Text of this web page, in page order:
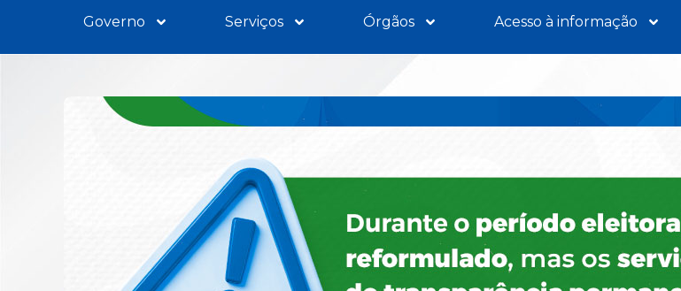
Governo Serviços Órgãos Acesso à informação